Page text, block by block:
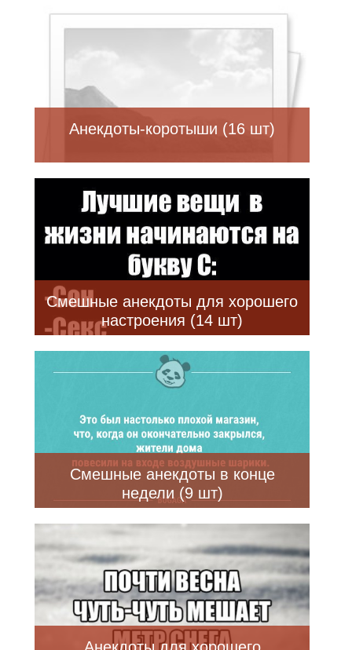
Анекдоты-коротыши (16 шт)
Смешные анекдоты для хорошего
настроения (14 шт)
Смешные анекдоты в конце
недели (9 шт)